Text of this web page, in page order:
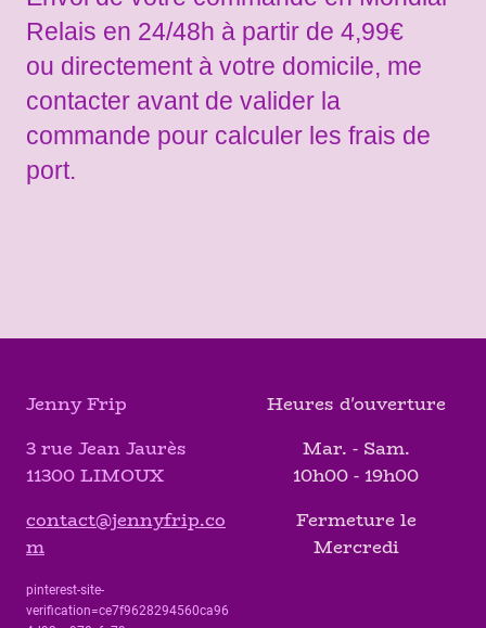
Relais en 24/48h à partir de 4,99€
ou directement à votre domicile, me
contacter avant de valider la
commande pour calculer les frais de
port.
Jenny Frip
3 rue Jean Jaurès
11300 LIMOUX
contact@jennyfrip.co
m
pinterest-site-
verification=ce7f9628294560ca96
Heures d'ouverture
Mar. - Sam.
10h00 - 19h00
Fermeture le
Mercredi